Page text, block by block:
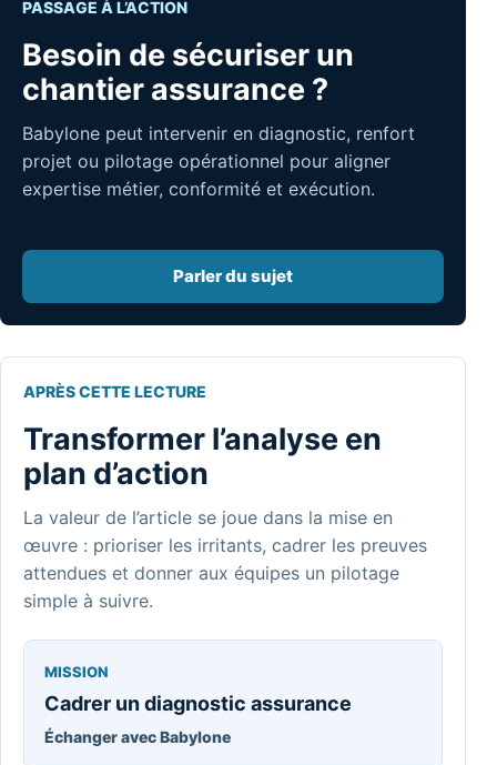
PASSAGE À L’ACTION
Besoin de sécuriser un
chantier assurance ?
Babylone peut intervenir en diagnostic, renfort
projet ou pilotage opérationnel pour aligner
expertise métier, conformité et exécution.
Parler du sujet
APRÈS CETTE LECTURE
Transformer l’analyse en
plan d’action
La valeur de l’article se joue dans la mise en
œuvre : prioriser les irritants, cadrer les preuves
attendues et donner aux équipes un pilotage
simple à suivre.
MISSION
Cadrer un diagnostic assurance
Échanger avec Babylone